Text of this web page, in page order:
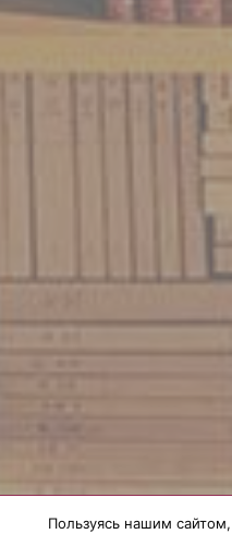
Пользуясь нашим